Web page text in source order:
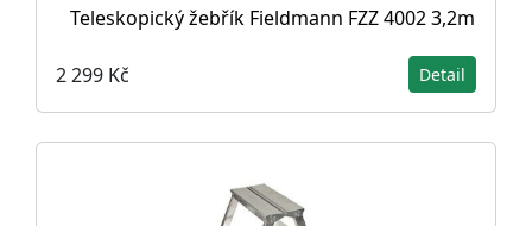
Teleskopický žebřík Fieldmann FZZ 4002 3,2m
2 299 Kč Detail